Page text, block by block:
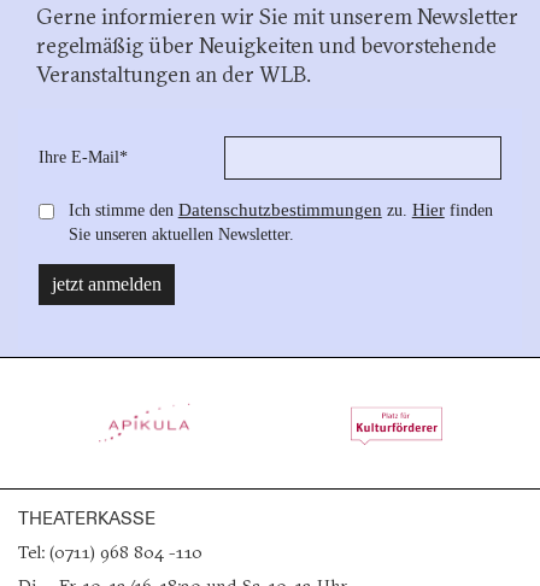
Gerne informieren wir Sie mit unserem Newsletter
regelmäßig über Neuigkeiten und bevorstehende
Veranstaltungen an der WLB.
THEATERKASSE
Tel: (0711) 968 804 -110